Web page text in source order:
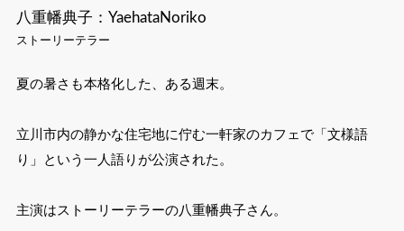
八重幡典子：YaehataNoriko
ストーリーテラー
夏の暑さも本格化した、ある週末。
立川市内の静かな住宅地に佇む一軒家のカフェで「文様語
り」という一人語りが公演された。
主演はストーリーテラーの八重幡典子さん。